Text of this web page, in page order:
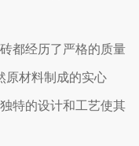
都经历了严格的质量
原材料制成的实心
特的设计和工艺使其